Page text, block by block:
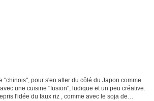
"chinois", pour s'en aller du côté du Japon comme
une cuisine "fusion", ludique et un peu créative.
l'idée du faux riz , comme avec le soja de